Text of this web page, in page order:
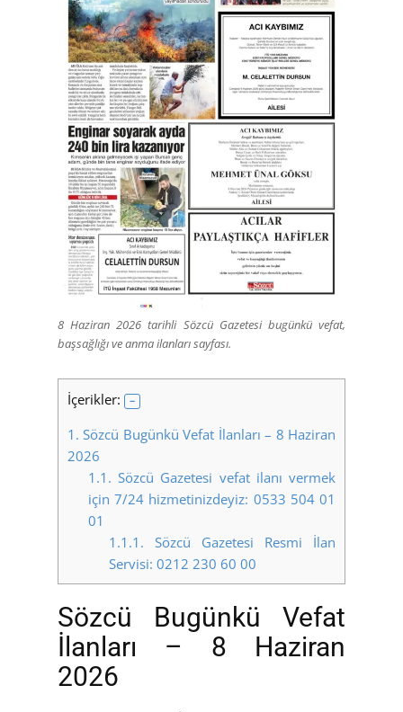
8 Haziran 2026 tarihli Sözcü Gazetesi bugünkü vefat,
başsağlığı ve anma ilanları sayfası.
İçerikler:
1. Sözcü Bugünkü Vefat İlanları – 8 Haziran
2026
1.1. Sözcü Gazetesi vefat ilanı vermek
için 7/24 hizmetinizdeyiz: 0533 504 01
01
1.1.1. Sözcü Gazetesi Resmi İlan
Servisi: 0212 230 60 00
Sözcü Bugünkü Vefat
İlanları – 8 Haziran
2026